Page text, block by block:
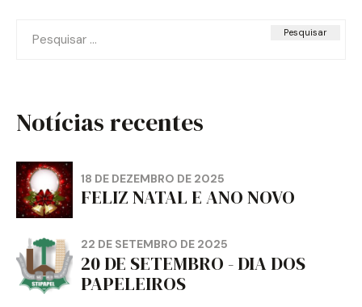
por:
Notícias recentes
18 DE DEZEMBRO DE 2025
FELIZ NATAL E ANO NOVO
22 DE SETEMBRO DE 2025
20 DE SETEMBRO - DIA DOS
PAPELEIROS